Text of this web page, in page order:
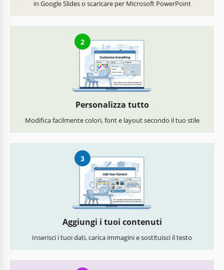
in Google Slides o scaricare per Microsoft PowerPoint
2
Personalizza tutto
Modifica facilmente colori, font e layout secondo il tuo stile
3
Aggiungi i tuoi contenuti
Inserisci i tuoi dati, carica immagini e sostituisci il testo